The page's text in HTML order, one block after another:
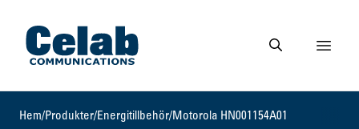
Gå till startsidan
Gå till söksidan
Visa
Hem/Produkter/Energitillbehör/ Motorola HN001154A01